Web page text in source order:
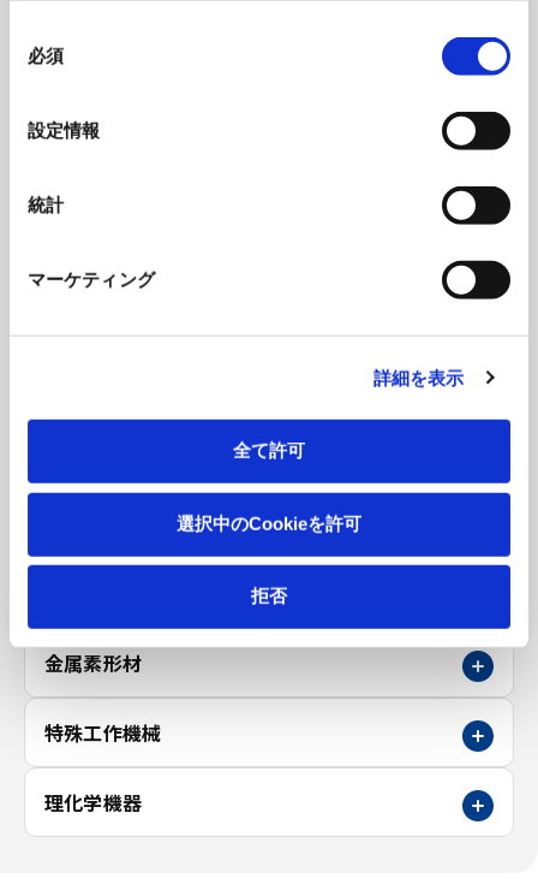
必須
設定情報
統計
マーケティング
詳細を表示
全て許可
選択中のCookieを許可
拒否
建設機械
立体駐車場
公共施設
営業用
アミューズメント施設
4層5段
施設併用
金属素形材
特殊工作機械
理化学機器